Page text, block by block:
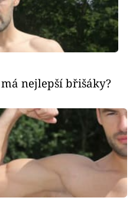
nejlepší břišáky?